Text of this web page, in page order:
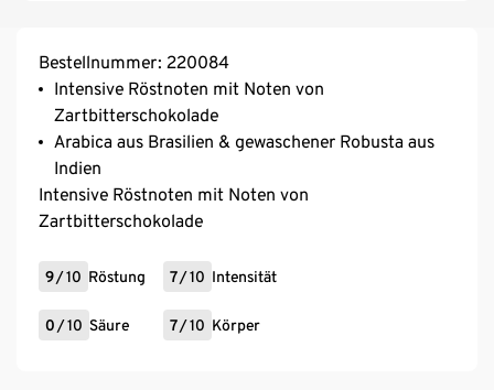
Bestellnummer: 220084
Intensive Röstnoten mit Noten von
Zartbitterschokolade
Arabica aus Brasilien & gewaschener Robusta aus
Indien
Intensive Röstnoten mit Noten von
Zartbitterschokolade
9/10 Röstung 7/10 Intensität
0 /10 Säure 7/10 Körper